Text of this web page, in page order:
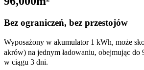
Bez ograniczeń, bez przestojów
Wyposażony w akumulator 1 kWh, może
akrów) na jednym ładowaniu, obejmując
w ciągu 3 dni.